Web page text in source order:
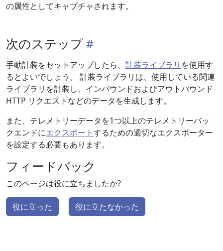
の属性としてキャプチャされます。
次のステップ
手動計装をセットアップしたら、 計装ライブラリ を使用す
るとよいでしょう。 計装ライブラリは、使用している関連
ライブラリを計装し、インバウンドおよびアウトバウンド
HTTP リクエストなどのデータを生成します。
また、テレメトリーデータを1つ以上のテレメトリーバッ
クエンドにエクスポートするための適切なエクスポーター
を設定する必要もあります。
フィードバック
このページは役に立ちましたか?
役に立った 役に立たなかった